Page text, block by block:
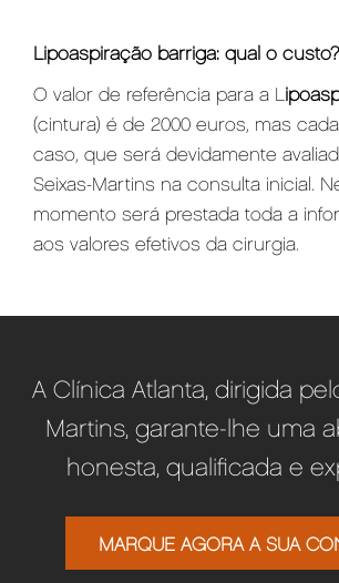
Lipoaspiração barriga: qual o custo?
O valor de referência para a L
(cintura) é de 2000 euros, mas
caso, que será devidamente
Seixas-Martins na consulta inicial.
momento será prestada toda a
aos valores efetivos da cirurgia.
A Clínica Atlanta, dirigida
Martins, garante-lhe uma
honesta, qualificada e
MARQUE AGORA A SUA